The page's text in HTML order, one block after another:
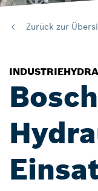
Zurück zur